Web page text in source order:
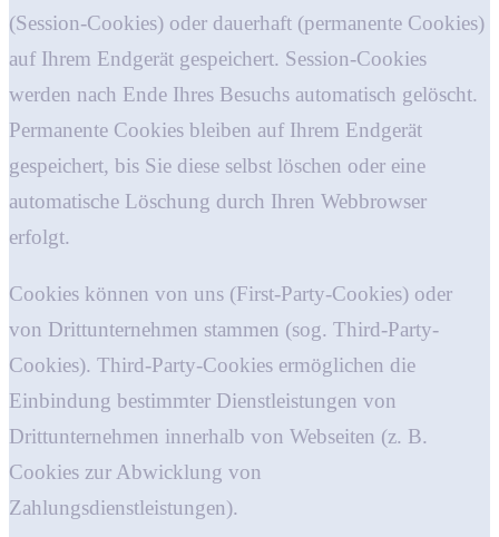
(Session-Cookies) oder dauerhaft (permanente Cookies)
auf Ihrem Endgerät gespeichert. Session-Cookies
werden nach Ende Ihres Besuchs automatisch gelöscht.
Permanente Cookies bleiben auf Ihrem Endgerät
gespeichert, bis Sie diese selbst löschen oder eine
automatische Löschung durch Ihren Webbrowser
erfolgt.
Cookies können von uns (First-Party-Cookies) oder
von Drittunternehmen stammen (sog. Third-Party-
Cookies). Third-Party-Cookies ermöglichen die
Einbindung bestimmter Dienstleistungen von
Drittunternehmen innerhalb von Webseiten (z. B.
Cookies zur Abwicklung von
Zahlungsdienstleistungen).